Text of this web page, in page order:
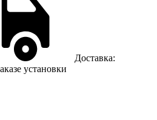
Доставка:
установки